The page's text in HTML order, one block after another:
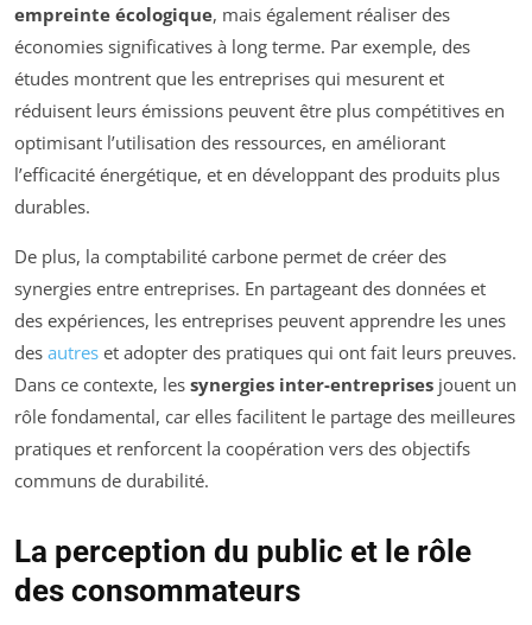
empreinte écologique, mais également réaliser des
économies significatives à long terme. Par exemple, des
études montrent que les entreprises qui mesurent et
réduisent leurs émissions peuvent être plus compétitives en
optimisant l’utilisation des ressources, en améliorant
l’efficacité énergétique, et en développant des produits plus
durables.
De plus, la comptabilité carbone permet de créer des
synergies entre entreprises. En partageant des données et
des expériences, les entreprises peuvent apprendre les unes
des autres et adopter des pratiques qui ont fait leurs preuves.
Dans ce contexte, les synergies inter-entreprises jouent un
rôle fondamental, car elles facilitent le partage des meilleures
pratiques et renforcent la coopération vers des objectifs
communs de durabilité.
La perception du public et le rôle
des consommateurs